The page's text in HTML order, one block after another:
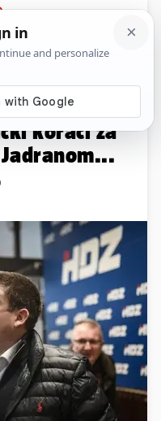
Komentari
i
koraci za